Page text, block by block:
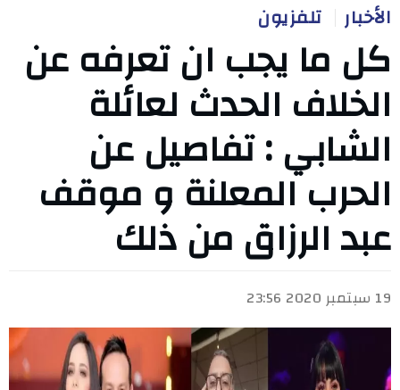
الأخبار تلفزيون
كل ما يجب ان تعرفه عن
الخلاف الحدث لعائلة
الشابي : تفاصيل عن
الحرب المعلنة و موقف
عبد الرزاق من ذلك
19 سبتمبر 2020 23:56